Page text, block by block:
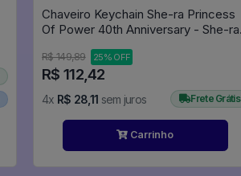
Chaveiro Keychain She-ra Princess
Of Power 40th Anniversary - She-ra
R$ 149,89 25% OFF
R$ 112,42
4x R$ 28,11 sem juros Frete Grátis
Carrinho